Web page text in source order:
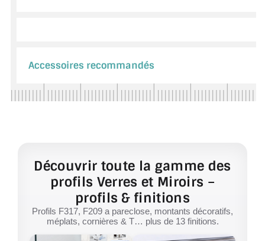
Accessoires recommandés
Découvrir toute la gamme des
profils Verres et Miroirs –
profils & finitions
Profils F317, F209 a pareclose, montants décoratifs,
méplats, cornières & T… plus de 13 finitions.